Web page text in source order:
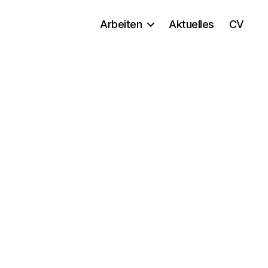
Arbeiten Aktuelles CV